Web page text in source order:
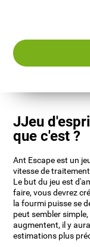
JJeu
que c'est ?
Ant Escape est un
vitesse de
Le but du jeu est
faire, vous devrez
la fourmi puisse se
peut sembler
augmentent, il y
estimations plus